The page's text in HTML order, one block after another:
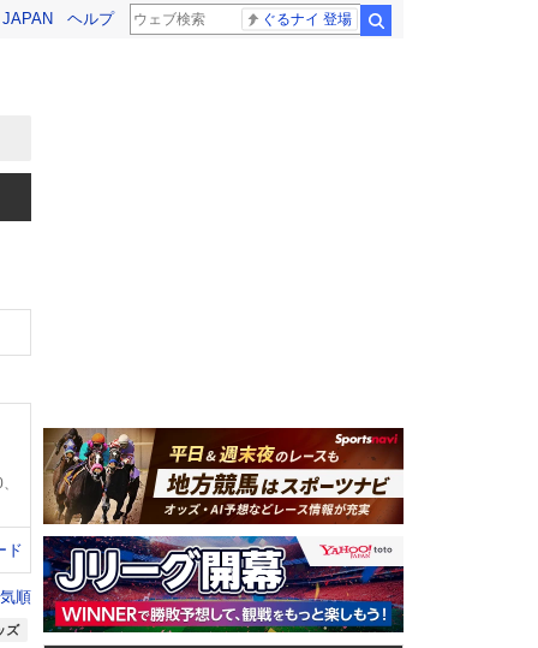
ヘルプ ぐるナイ 登場
ド
順
ズ